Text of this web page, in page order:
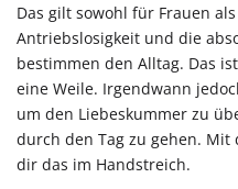
Das gilt sowohl für Frauen
Antriebslosigkeit und die
bestimmen den Alltag. Das
eine Weile. Irgendwann
um den Liebeskummer zu
durch den Tag zu gehen.
dir das im Handstreich.